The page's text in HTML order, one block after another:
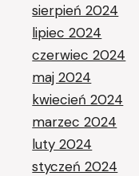
sierpień 2024
lipiec 2024
czerwiec 2024
maj 2024
kwiecień 2024
marzec 2024
luty 2024
styczeń 2024